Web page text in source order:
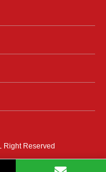
Right Reserved